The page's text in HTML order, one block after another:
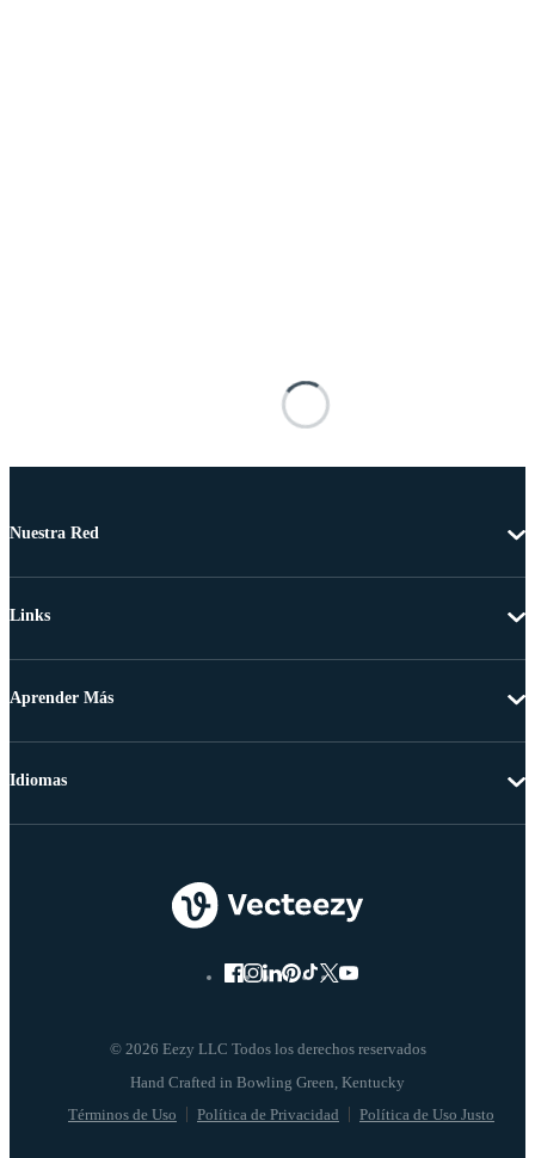
Nuestra Red
Links
Aprender Más
© 2026 Eezy LLC Todos los derechos reservados
Términos de Uso Política de Privacidad Política de Uso Justo
Idiomas